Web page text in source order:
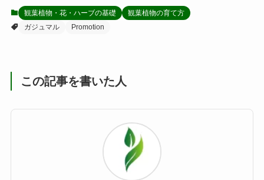
観葉植物・花・ハーブの基礎
観葉植物の育て方
ガジュマル
Promotion
この記事を書いた人